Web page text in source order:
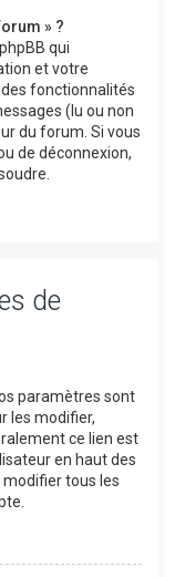
» ?
qui
et votre
fonctionnalités
(lu ou non
du forum. Si vous
de déconnexion,
de
paramètres sont
les modifier,
ce lien est
en haut des
tous les